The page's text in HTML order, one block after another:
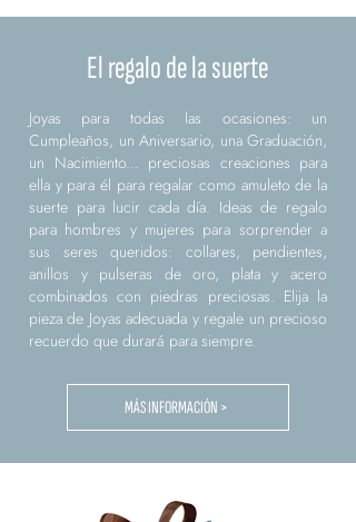
El regalo de la suerte
Joyas para todas las ocasiones: un
Cumpleaños, un Aniversario, una Graduación,
un Nacimiento... preciosas creaciones para
ella y para él para regalar como amuleto de la
suerte para lucir cada día. Ideas de regalo
para hombres y mujeres para sorprender a
sus seres queridos: collares, pendientes,
anillos y pulseras de oro, plata y acero
combinados con piedras preciosas. Elija la
pieza de Joyas adecuada y regale un precioso
recuerdo que durará para siempre.
MÁS INFORMACIÓN >